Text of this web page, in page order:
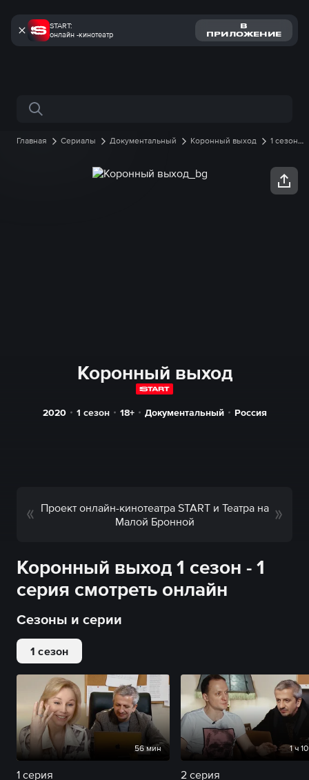
START:
онлайн -кинотеатр
В
ПРИЛОЖЕНИЕ
Поиск по сайту
Главная Сериалы Документальный Коронный выход
1 сезон
Коронный выход
2020 1 сезон 18+ Документальный Россия
Проект онлайн-кинотеатра START и Театра на
Малой Бронной
Коронный выход 1 сезон - 1
серия смотреть онлайн
Сезоны и серии
1 сезон
56 мин
1 серия
1 ч
2 серия